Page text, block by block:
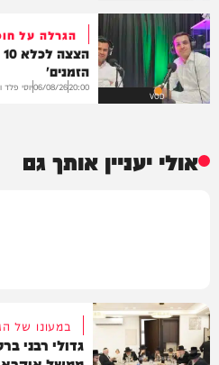
VOD
הגרלה על
הזמנים'
20:00
06/08/26יוסי פלד
אולי יעניין אותך גם
במעונו של
גדולי רבני